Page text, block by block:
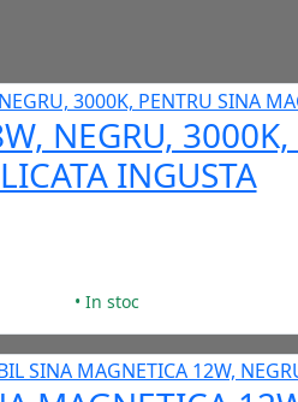
NEGRU,
INGUSTA
• In stoc